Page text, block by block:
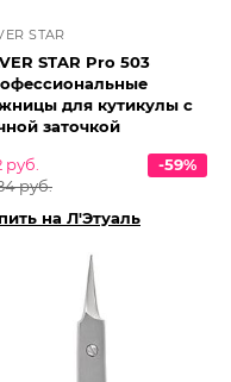
STAR
STAR Pro 503
для кутикулы с
заточкой
руб.
руб.
-59%
на Л'Этуаль